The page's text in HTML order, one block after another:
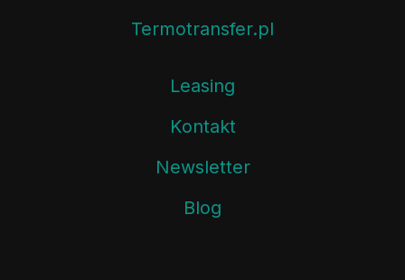
Termotransfer.pl
Leasing
Kontakt
Newsletter
Blog